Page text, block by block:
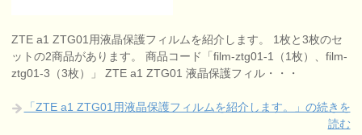
ZTE a1 ZTG01用液晶保護フィルムを紹介します。 1枚と3枚のセ
ットの2商品があります。 商品コード「film-ztg01-1（1枚）、film-
ztg01-3（3枚）」 ZTE a1 ZTG01 液晶保護フィル・・・
「ZTE a1 ZTG01用液晶保護フィルムを紹介します。」の続きを
読む